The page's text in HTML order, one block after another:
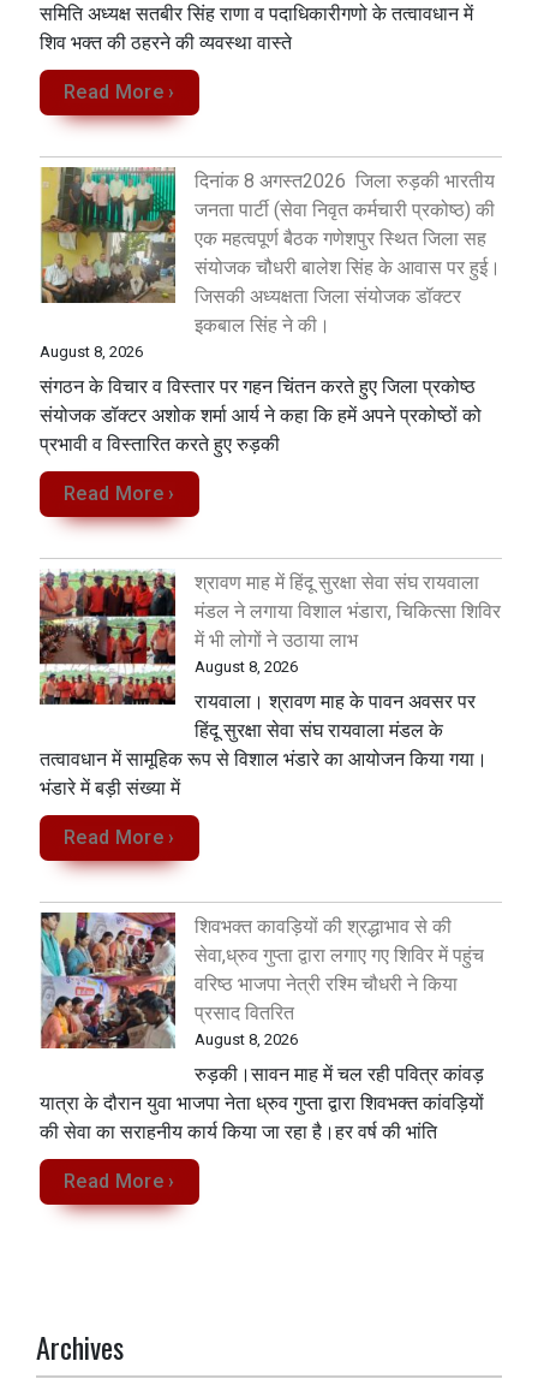
समिति अध्यक्ष सतबीर सिंह राणा व पदाधिकारीगणो के तत्वावधान में
शिव भक्त की ठहरने की व्यवस्था वास्ते
Read More ›
दिनांक 8 अगस्त2026 जिला रुड़की भारतीय
जनता पार्टी (सेवा निवृत कर्मचारी प्रकोष्ठ) की
एक महत्वपूर्ण बैठक गणेशपुर स्थित जिला सह
संयोजक चौधरी बालेश सिंह के आवास पर हुई।
जिसकी अध्यक्षता जिला संयोजक डॉक्टर
इकबाल सिंह ने की।
August 8, 2026
संगठन के विचार व विस्तार पर गहन चिंतन करते हुए जिला प्रकोष्ठ
संयोजक डॉक्टर अशोक शर्मा आर्य ने कहा कि हमें अपने प्रकोष्ठों को
प्रभावी व विस्तारित करते हुए रुड़की
Read More ›
श्रावण माह में हिंदू सुरक्षा सेवा संघ रायवाला
मंडल ने लगाया विशाल भंडारा, चिकित्सा शिविर
में भी लोगों ने उठाया लाभ
August 8, 2026
रायवाला। श्रावण माह के पावन अवसर पर
हिंदू सुरक्षा सेवा संघ रायवाला मंडल के
तत्वावधान में सामूहिक रूप से विशाल भंडारे का आयोजन किया गया।
भंडारे में बड़ी संख्या में
Read More ›
शिवभक्त कावड़ियों की श्रद्धाभाव से की
सेवा,ध्रुव गुप्ता द्वारा लगाए गए शिविर में पहुंच
वरिष्ठ भाजपा नेत्री रश्मि चौधरी ने किया
प्रसाद वितरित
August 8, 2026
रुड़की।सावन माह में चल रही पवित्र कांवड़
यात्रा के दौरान युवा भाजपा नेता ध्रुव गुप्ता द्वारा शिवभक्त कांवड़ियों
की सेवा का सराहनीय कार्य किया जा रहा है।हर वर्ष की भांति
Read More ›
Archives